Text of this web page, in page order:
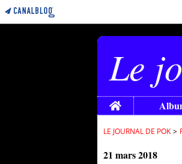
Le
Home
LE JOURNAL DE POK >
21 mars 2018